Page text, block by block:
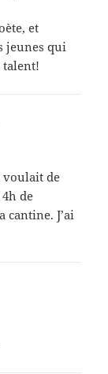
et
jeunes qui
talent!
voulait de
de
J’ai